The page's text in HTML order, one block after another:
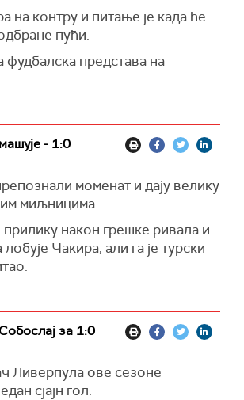
на контру и питање је када ће
пући.
представа на
- 1:0
моменат и дају велику
миљницима.
прилику након грешке ривала и
Чакира, али га је турски
за 1:0
Ливерпула ове сезоне
сјајн гол.